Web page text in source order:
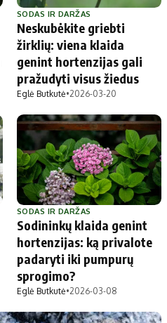
Vilkaviškio rajono
Tauragės rajono
Palangos miesto
Prienų rajono
SODAS IR DARŽAS
Neskubėkite griebti
žirklių: viena klaida
genint hortenzijas gali
pražudyti visus žiedus
Eglė Butkutė•2026-03-20
SODAS IR DARŽAS
Sodininkų klaida genint
hortenzijas: ką privalote
padaryti iki pumpurų
sprogimo?
Eglė Butkutė•2026-03-08